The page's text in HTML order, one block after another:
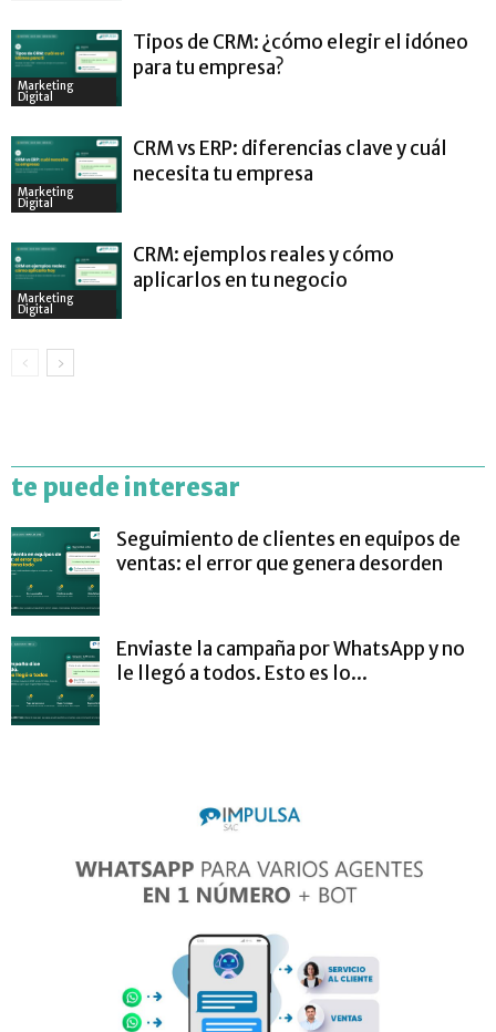
Marketing
Digital
Tipos de CRM: ¿cómo elegir el idóneo
para tu empresa?
Marketing
Digital
CRM vs ERP: diferencias clave y cuál
necesita tu empresa
Marketing
Digital
CRM: ejemplos reales y cómo
aplicarlos en tu negocio
te puede interesar
Seguimiento de clientes en equipos de
ventas: el error que genera desorden
Enviaste la campaña por WhatsApp y no
le llegó a todos. Esto es lo...